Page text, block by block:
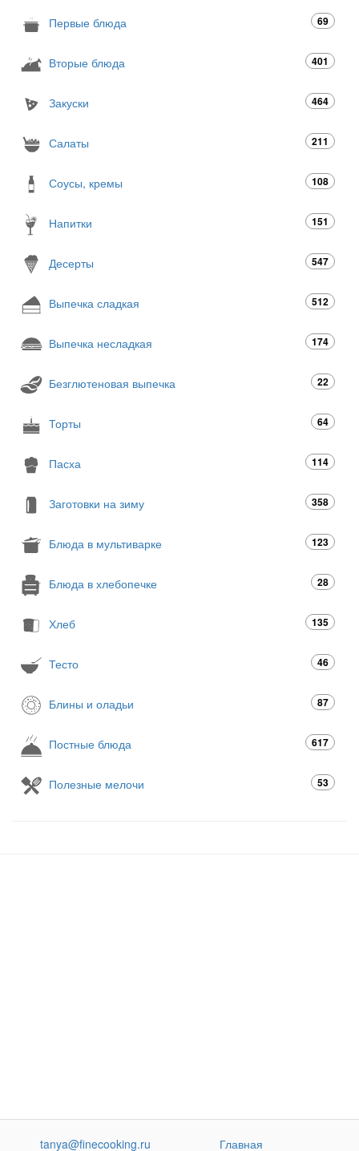
Первые блюда 69
Вторые блюда 401
Закуски 464
Салаты 211
Соусы, кремы 108
Напитки 151
Десерты 547
Выпечка сладкая 512
Выпечка несладкая 174
Безглютеновая выпечка 22
Торты 64
Пасха 114
Заготовки на зиму 358
Блюда в мультиварке 123
Блюда в хлебопечке 28
Хлеб 135
Тесто 46
Блины и оладьи 87
Постные блюда 617
Полезные мелочи 53
tanya@finecooking.ru Главная